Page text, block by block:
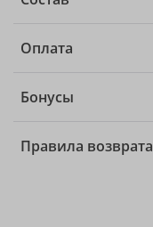
Оплата
Бонусы
Правила возврата